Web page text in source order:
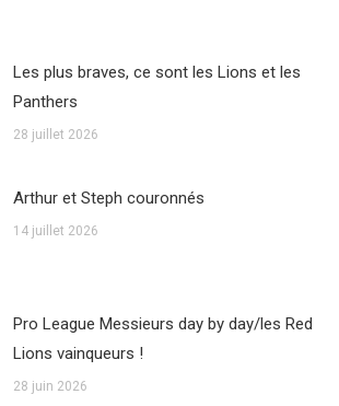
Les plus braves, ce sont les Lions et les
Panthers
28 juillet 2026
Arthur et Steph couronnés
14 juillet 2026
Pro League Messieurs day by day/les Red
Lions vainqueurs !
28 juin 2026